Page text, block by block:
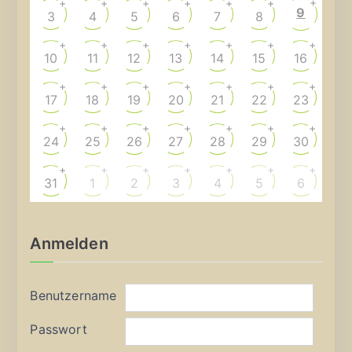
3
+
4
+
5
+
6
+
7
+
8
+
9
10
+
11
+
12
+
13
+
14
+
15
+
16
+
17
+
18
+
19
+
20
+
21
+
22
+
23
+
24
+
25
+
26
+
27
+
28
+
29
+
30
+
31
+
1
+
2
+
3
+
4
+
5
+
6
+
Anmelden
Benutzername
Passwort